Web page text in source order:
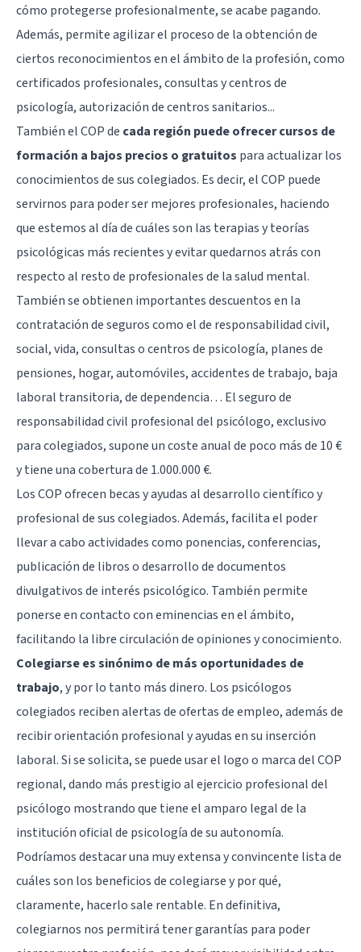
cómo protegerse profesionalmente, se acabe pagando.
Además, permite agilizar el proceso de la obtención de
ciertos reconocimientos en el ámbito de la profesión, como
certificados profesionales, consultas y centros de
psicología, autorización de centros sanitarios...
También el COP de cada región puede ofrecer cursos de
formación a bajos precios o gratuitos para actualizar los
conocimientos de sus colegiados. Es decir, el COP puede
servirnos para poder ser mejores profesionales, haciendo
que estemos al día de cuáles son las terapias y teorías
psicológicas más recientes y evitar quedarnos atrás con
respecto al resto de profesionales de la salud mental.
También se obtienen importantes descuentos en la
contratación de seguros como el de responsabilidad civil,
social, vida, consultas o centros de psicología, planes de
pensiones, hogar, automóviles, accidentes de trabajo, baja
laboral transitoria, de dependencia… El seguro de
responsabilidad civil profesional del psicólogo, exclusivo
para colegiados, supone un coste anual de poco más de 10 €
y tiene una cobertura de 1.000.000 €.
Los COP ofrecen becas y ayudas al desarrollo científico y
profesional de sus colegiados. Además, facilita el poder
llevar a cabo actividades como ponencias, conferencias,
publicación de libros o desarrollo de documentos
divulgativos de interés psicológico. También permite
ponerse en contacto con eminencias en el ámbito,
facilitando la libre circulación de opiniones y conocimiento.
Colegiarse es sinónimo de más oportunidades de
trabajo, y por lo tanto más dinero. Los psicólogos
colegiados reciben alertas de ofertas de empleo, además de
recibir orientación profesional y ayudas en su inserción
laboral. Si se solicita, se puede usar el logo o marca del COP
regional, dando más prestigio al ejercicio profesional del
psicólogo mostrando que tiene el amparo legal de la
institución oficial de psicología de su autonomía.
Podríamos destacar una muy extensa y convincente lista de
cuáles son los beneficios de colegiarse y por qué,
claramente, hacerlo sale rentable. En definitiva,
colegiarnos nos permitirá tener garantías para poder